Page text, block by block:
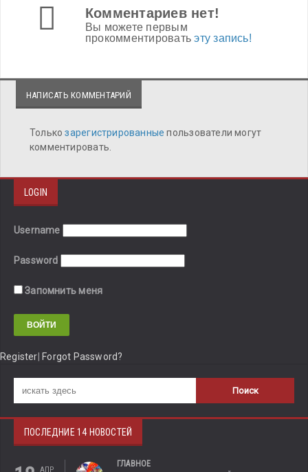
Комментариев нет!
Вы можете первым
прокомментироватьэту запись!
НАПИСАТЬ КОММЕНТАРИЙ
Толькозарегистрированныепользователи могут
комментировать.
LOGIN
Username
Password
Запомнить меня
Register Forgot Password?
ПОСЛЕДНИЕ 14 НОВОСТЕЙ
АПР
ГЛАВНОЕ